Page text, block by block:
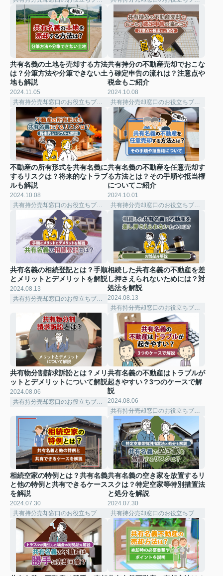
共有名義の土地を売却する方法
は？分筆方法や分筆できない土
地も解説
2024.11.05
共有持分売却窓口のお役立ちブログ
共有持分の不動産売却でおこな
う確定申告の流れは？注意点や
税金もご紹介
2024.10.08
共有持分売却窓口のお役立ちブログ
不動産の所有形式を共有名義に
するリスクは？将来的なトラブ
ルも解説
2024.10.08
共有持分売却窓口のお役立ちブログ
共有名義の不動産を任意売却す
る方法とは？その手順や抵当権
についてご紹介
2024.10.01
共有持分売却窓口のお役立ちブログ
共有名義の相続登記とは？手順
とメリットとデメリットを解説
2024.08.13
共有持分売却窓口のお役立ちブログ
相続した共有名義の不動産を差
し押さえられないためには？対
処法を解説
2024.08.13
共有持分売却窓口のお役立ちブログ
共有物分割請求訴訟とは？メリ
ットとデメリットについて解説
2024.08.06
共有持分売却窓口のお役立ちブログ
共有名義の不動産はトラブルが
起きやすい？3つのケースで解
説
2024.08.06
共有持分売却窓口のお役立ちブログ
相続空家の特例とは？共有名義
と他の特例と共有できるケース
を解説
2024.07.30
共有持分売却窓口のお役立ちブログ
共有名義の空き家を放置するリ
スクは？特定空家等特別措置法
と処分を解説
2024.07.30
共有持分売却窓口のお役立ちブログ